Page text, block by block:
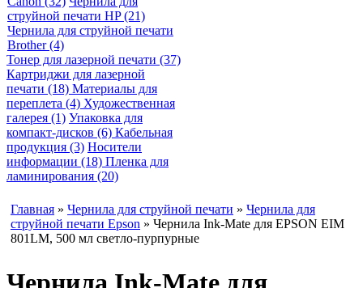
струйной печати HP (21)
Чернила для струйной печати
Brother (4)
Тонер для лазерной печати (37)
Картриджи для лазерной
печати (18) Материалы для
переплета (4) Художественная
галерея (1) Упаковка для
компакт-дисков (6) Кабельная
продукция (3) Носители
информации (18) Пленка для
ламинирования (20)
Главная » Чернила для струйной печати » Чернила для
струйной печати Epson » Чернила Ink-Mate для EPSON EIM
801LM, 500 мл светло-пурпурные
Чернила Ink-Mate для